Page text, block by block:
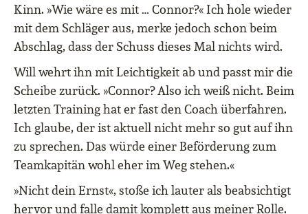
Kinn. »Wie wäre es mit … Connor?« Ich hole wieder
mit dem Schläger aus, merke jedoch schon beim
Abschlag, dass der Schuss dieses Mal nichts wird.
Will wehrt ihn mit Leichtigkeit ab und passt mir die
Scheibe zurück. »Connor? Also ich weiß nicht. Beim
letzten Training hat er fast den Coach überfahren.
Ich glaube, der ist aktuell nicht mehr so gut auf ihn
zu sprechen. Das würde einer Beförderung zum
Teamkapitän wohl eher im Weg stehen.«
»Nicht dein Ernst«, stoße ich lauter als beabsichtigt
hervor und falle damit komplett aus meiner Rolle.